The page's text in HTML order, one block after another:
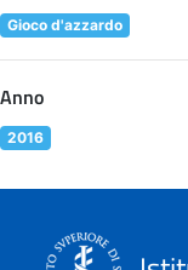
Gioco d'azzardo
Anno
2016